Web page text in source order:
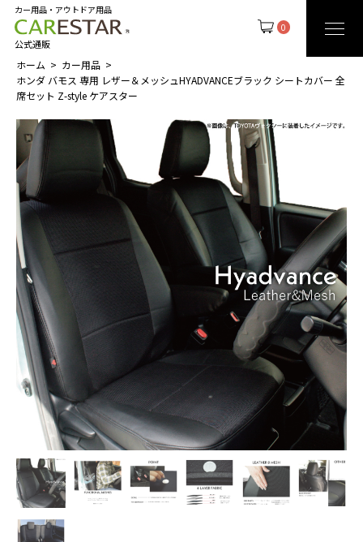
0
カー用品・アウトドア用品
公式通販
ホーム
カー用品
ホンダ バモス 専用 レザー＆メッシュHYADVANCEブラック シートカバー 全
席セット Z-style ケアスター